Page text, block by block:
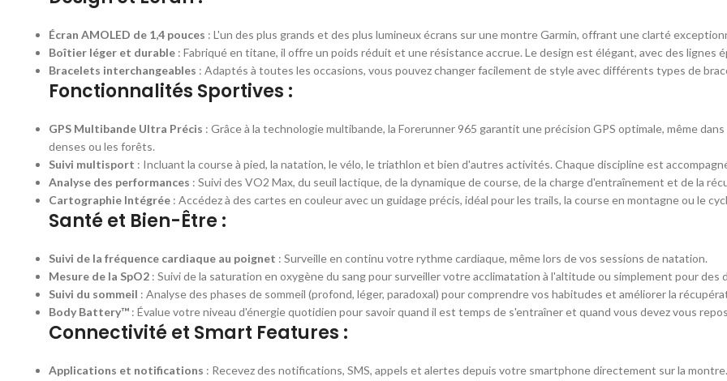
Écran AMOLED de 1,4 pouces : L'un des plus grands et des plus lumineux écrans sur une montre Garmin, offrant une clarté
Boîtier léger et durable : Fabriqué en titane, il offre un poids réduit et une résistance accrue. Le design est élégant, avec des lignes
Bracelets interchangeables : Adaptés à toutes les occasions, vous pouvez changer facilement de style avec différents types de
Fonctionnalités Sportives :
GPS Multibande Ultra Précis : Grâce à la technologie multibande, la Forerunner 965 garantit une précision GPS optimale, même
denses ou les forêts.
Suivi multisport : Incluant la course à pied, la natation, le vélo, le triathlon et bien d'autres activités. Chaque discipline est
Analyse des performances : Suivi des VO2 Max, du seuil lactique, de la dynamique de course, de la charge d'entraînement et de la
Cartographie Intégrée : Accédez à des cartes en couleur avec un guidage précis, idéal pour les trails, la course en montagne ou le
Santé et Bien-Être :
Suivi de la fréquence cardiaque au poignet : Surveille en continu votre rythme cardiaque, même lors de vos sessions de natation.
Mesure de la SpO2 : Suivi de la saturation en oxygène du sang pour surveiller votre acclimatation à l'altitude ou simplement pour des
Suivi du sommeil : Analyse des phases de sommeil (profond, léger, paradoxal) pour comprendre vos habitudes et améliorer la
Body Battery™ : Évalue votre niveau d'énergie quotidien pour savoir quand il est temps de s'entraîner et quand vous devez vous
Connectivité et Smart Features :
Applications et notifications : Recevez des notifications, SMS, appels et alertes depuis votre smartphone directement sur la